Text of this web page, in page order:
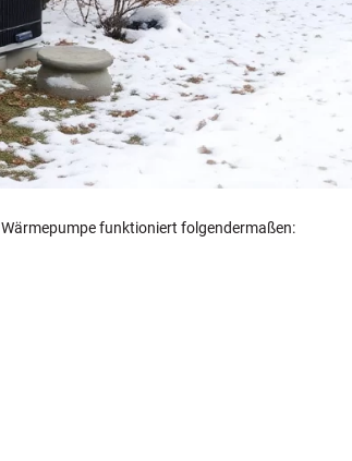
funktioniert folgendermaßen: